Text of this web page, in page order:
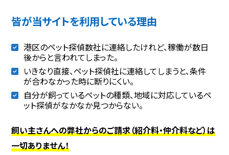
皆が当サイトを利用している理由
港区のペット探偵数社に連絡したけれど、稼働が数日
後からと言われてしまった。
いきなり直接、ペット探偵社に連絡してしまうと、条件
が合わなかった時に断りにくい。
自分が飼っているペットの種類、地域に対応しているペ
ット探偵がなかなか見つからない。
飼い主さんへの弊社からのご請求（紹介料・仲介料など）は
一切ありません！